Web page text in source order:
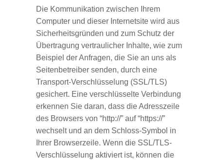
Die Kommunikation zwischen Ihrem
Computer und dieser Internetsite wird aus
Sicherheitsgründen und zum Schutz der
Übertragung vertraulicher Inhalte, wie zum
Beispiel der Anfragen, die Sie an uns als
Seitenbetreiber senden, durch eine
Transport-Verschlüsselung (SSL/TLS)
gesichert. Eine verschlüsselte Verbindung
erkennen Sie daran, dass die Adresszeile
des Browsers von “http://” auf “https://”
wechselt und an dem Schloss-Symbol in
Ihrer Browserzeile. Wenn die SSL/TLS-
Verschlüsselung aktiviert ist, können die